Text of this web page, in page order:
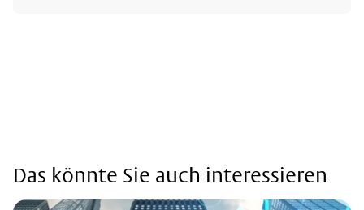
Das könnte Sie auch interessieren